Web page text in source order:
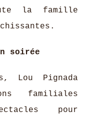
la famille
soirée
Lou Pignada
familiales
pour